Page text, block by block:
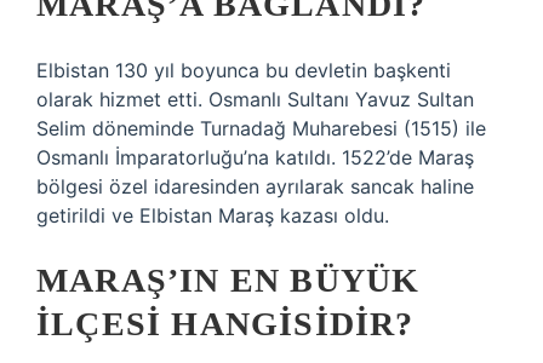
Elbistan 130 yıl boyunca bu devletin başkenti
olarak hizmet etti. Osmanlı Sultanı Yavuz Sultan
Selim döneminde Turnadağ Muharebesi (1515) ile
Osmanlı İmparatorluğu’na katıldı. 1522’de Maraş
bölgesi özel idaresinden ayrılarak sancak haline
getirildi ve Elbistan Maraş kazası oldu.
MARAŞ’IN EN BÜYÜK
ILÇESI HANGISIDIR?